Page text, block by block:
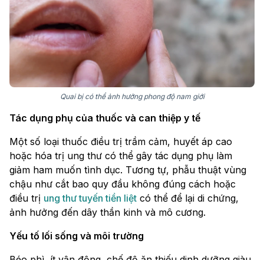
Quai bị có thể ảnh hưởng phong độ nam giới
Tác dụng phụ của thuốc và can thiệp y tế
Một số loại thuốc điều trị trầm cảm, huyết áp cao
hoặc hóa trị ung thư có thể gây tác dụng phụ làm
giảm ham muốn tình dục. Tương tự, phẫu thuật vùng
chậu như cắt bao quy đầu không đúng cách hoặc
điều trị ung thư tuyến tiền liệt có thể để lại di chứng,
ảnh hưởng đến dây thần kinh và mô cương.
Yếu tố lối sống và môi trường